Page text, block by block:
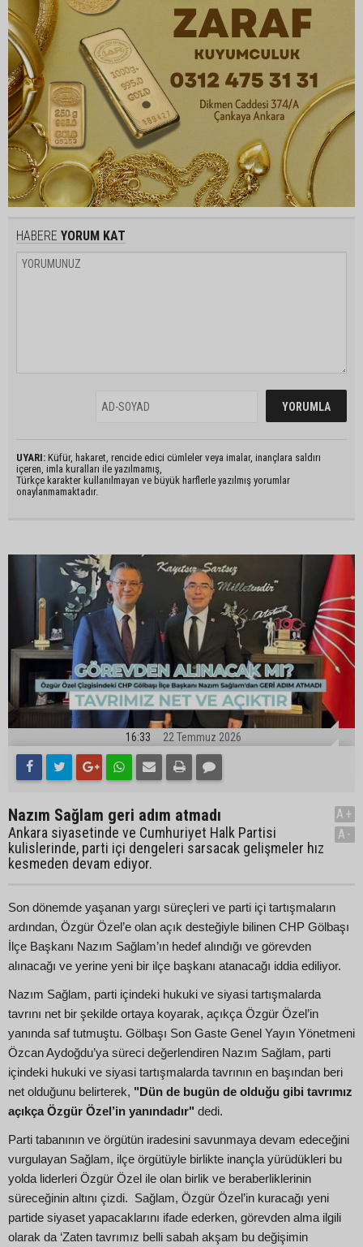
HABERE YORUM KAT
UYARI: Küfür, hakaret, rencide edici cümleler veya imalar, inançlara saldırı
içeren, imla kuralları ile yazılmamış,
Türkçe karakter kullanılmayan ve büyük harflerle yazılmış yorumlar
onaylanmamaktadır.
16:33 22 Temmuz 2026
Nazım Sağlam geri adım atmadı
Ankara siyasetinde ve Cumhuriyet Halk Partisi
kulislerinde, parti içi dengeleri sarsacak gelişmeler hız
kesmeden devam ediyor.
A+
A-
Son dönemde yaşanan yargı süreçleri ve parti içi tartışmaların
ardından, Özgür Özel’e olan açık desteğiyle bilinen CHP Gölbaşı
İlçe Başkanı Nazım Sağlam’ın hedef alındığı ve görevden
alınacağı ve yerine yeni bir ilçe başkanı atanacağı iddia ediliyor.
Nazım Sağlam, parti içindeki hukuki ve siyasi tartışmalarda
tavrını net bir şekilde ortaya koyarak, açıkça Özgür Özel’in
yanında saf tutmuştu. Gölbaşı Son Gaste Genel Yayın Yönetmeni
Özcan Aydoğdu’ya süreci değerlendiren Nazım Sağlam, parti
içindeki hukuki ve siyasi tartışmalarda tavrının en başından beri
net olduğunu belirterek, "Dün de bugün de olduğu gibi tavrımız
açıkça Özgür Özel’in yanındadır" dedi.
Parti tabanının ve örgütün iradesini savunmaya devam edeceğini
vurgulayan Sağlam, ilçe örgütüyle birlikte inançla yürüdükleri bu
yolda liderleri Özgür Özel ile olan birlik ve beraberliklerinin
süreceğinin altını çizdi. Sağlam, Özgür Özel’in kuracağı yeni
partide siyaset yapacaklarını ifade ederken, görevden alma ilgili
olarak da ‘Zaten tavrımız belli sabah akşam bu değişimin